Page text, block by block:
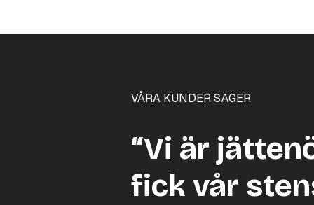
VÅRA KUNDER SÄGER
“Vi är
fick vår